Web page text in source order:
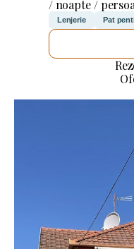
/ noapte /
Lenjerie Pat